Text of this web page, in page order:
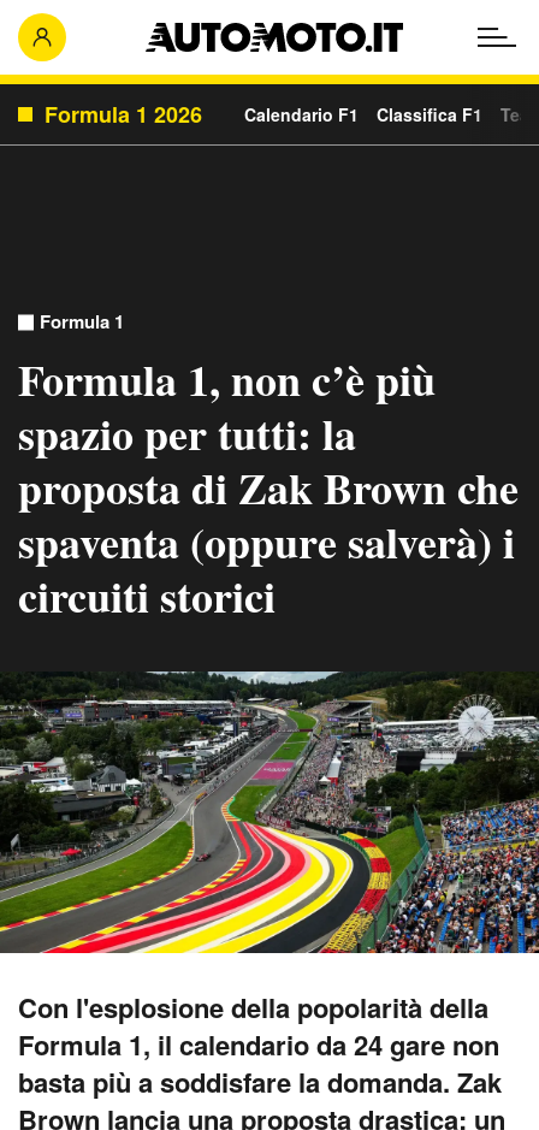
Formula 1 2026 Calendario F1 Classifica F1
Formula 1
Formula 1, non c’è più
spazio per tutti: la
proposta di Zak Brown che
spaventa (oppure salverà) i
circuiti storici
Con l'esplosione della popolarità della
Formula 1, il calendario da 24 gare non
basta più a soddisfare la domanda. Zak
Brown lancia una proposta drastica: un